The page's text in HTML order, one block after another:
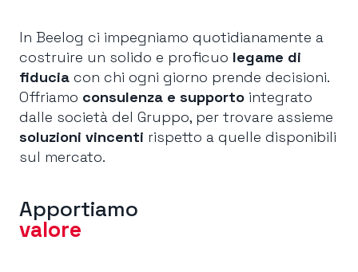
In Beelog ci impegniamo quotidianamente a
costruire un solido e proficuo legame di
fiducia con chi ogni giorno prende decisioni.
Offriamo consulenza e supporto integrato
dalle società del Gruppo, per trovare assieme
soluzioni vincenti rispetto a quelle disponibili
sul mercato.
Apportiamo
valore